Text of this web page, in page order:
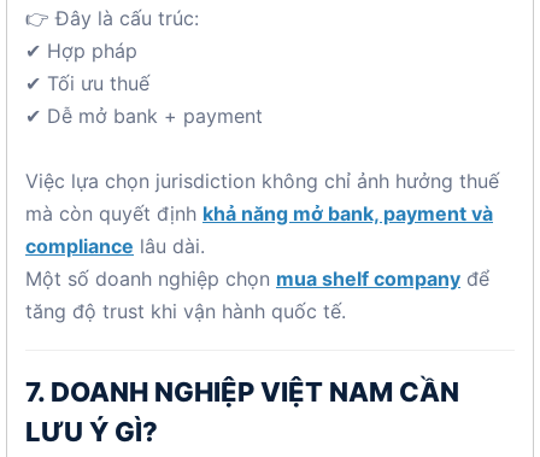
👉 Đây là cấu trúc:
✔ Hợp pháp
✔ Tối ưu thuế
✔ Dễ mở bank + payment
Việc lựa chọn jurisdiction không chỉ ảnh hưởng thuế
mà còn quyết định khả năng mở bank, payment và
compliance lâu dài.
Một số doanh nghiệp chọn mua shelf company để
tăng độ trust khi vận hành quốc tế.
7. DOANH NGHIỆP VIỆT NAM CẦN
LƯU Ý GÌ?